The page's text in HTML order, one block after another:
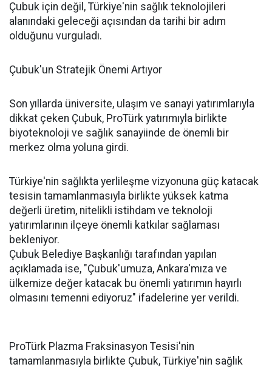
Çubuk için değil, Türkiye'nin sağlık teknolojileri
alanındaki geleceği açısından da tarihi bir adım
olduğunu vurguladı.
Çubuk'un Stratejik Önemi Artıyor
Son yıllarda üniversite, ulaşım ve sanayi yatırımlarıyla
dikkat çeken Çubuk, ProTürk yatırımıyla birlikte
biyoteknoloji ve sağlık sanayiinde de önemli bir
merkez olma yoluna girdi.
Türkiye'nin sağlıkta yerlileşme vizyonuna güç katacak
tesisin tamamlanmasıyla birlikte yüksek katma
değerli üretim, nitelikli istihdam ve teknoloji
yatırımlarının ilçeye önemli katkılar sağlaması
bekleniyor.
Çubuk Belediye Başkanlığı tarafından yapılan
açıklamada ise, "Çubuk'umuza, Ankara'mıza ve
ülkemize değer katacak bu önemli yatırımın hayırlı
olmasını temenni ediyoruz" ifadelerine yer verildi.
ProTürk Plazma Fraksinasyon Tesisi'nin
tamamlanmasıyla birlikte Çubuk, Türkiye'nin sağlık